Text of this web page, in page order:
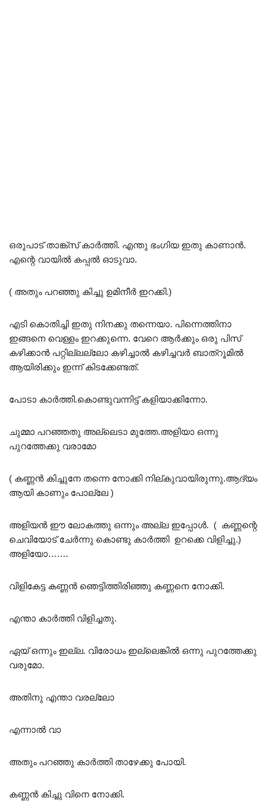
ഒരുപാട് താങ്ക്സ് കാർത്തി. എന്തു ഭംഗിയ ഇതു കാണാൻ.
എന്റെ വായിൽ കപ്പൽ ഓടുവാ.
( അതും പറഞ്ഞു കിച്ചു ഉമിനീർ ഇറക്കി.)
എടി കൊതിച്ചി ഇതു നിനക്കു തന്നെയാ. പിന്നെത്തിനാ
ഇങ്ങനെ വെള്ളം ഇറക്കുന്നെ. വേറെ ആർക്കും ഒരു പിസ്
കഴിക്കാൻ പറ്റില്ലല്ലോ കഴിച്ചാൽ കഴിച്ചവർ ബാത്‌റൂമിൽ
ആയിരിക്കും ഇന്ന് കിടക്കേണ്ടത്.
പോടാ കാർത്തി.കൊണ്ടുവന്നിട്ട് കളിയാക്കിന്നോ.
ചുമ്മാ പറഞ്ഞതു അല്ലെടാ മുത്തേ.അളിയാ ഒന്നു
പുറത്തേക്കു വരാമോ
( കണ്ണൻ കിച്ചുനേ തന്നെ നോക്കി നില്കുവായിരുന്നു.ആദ്യം
ആയി കാണും പോല്ലേ )
അളിയൻ ഈ ലോകത്തു ഒന്നും അല്ല ഇപ്പോൾ. ( കണ്ണന്റെ
ചെവിയോട് ചേർന്നു കൊണ്ടു കാർത്തി ഉറക്കെ വിളിച്ചു.)
അളിയോ…….
വിളികേട്ട കണ്ണൻ ഞെട്ടിത്തിരിഞ്ഞു കണ്ണനെ നോക്കി.
എന്താ കാർത്തി വിളിച്ചതു.
ഏയ്‌ ഒന്നും ഇല്ല. വിരോധം ഇല്ലെങ്കിൽ ഒന്നു പുറത്തേക്കു
വരുമോ.
അതിനു എന്താ വരല്ലോ
എന്നാൽ വാ
അതും പറഞ്ഞു കാർത്തി താഴേക്കു പോയി.
കണ്ണൻ കിച്ചു വിനെ നോക്കി.